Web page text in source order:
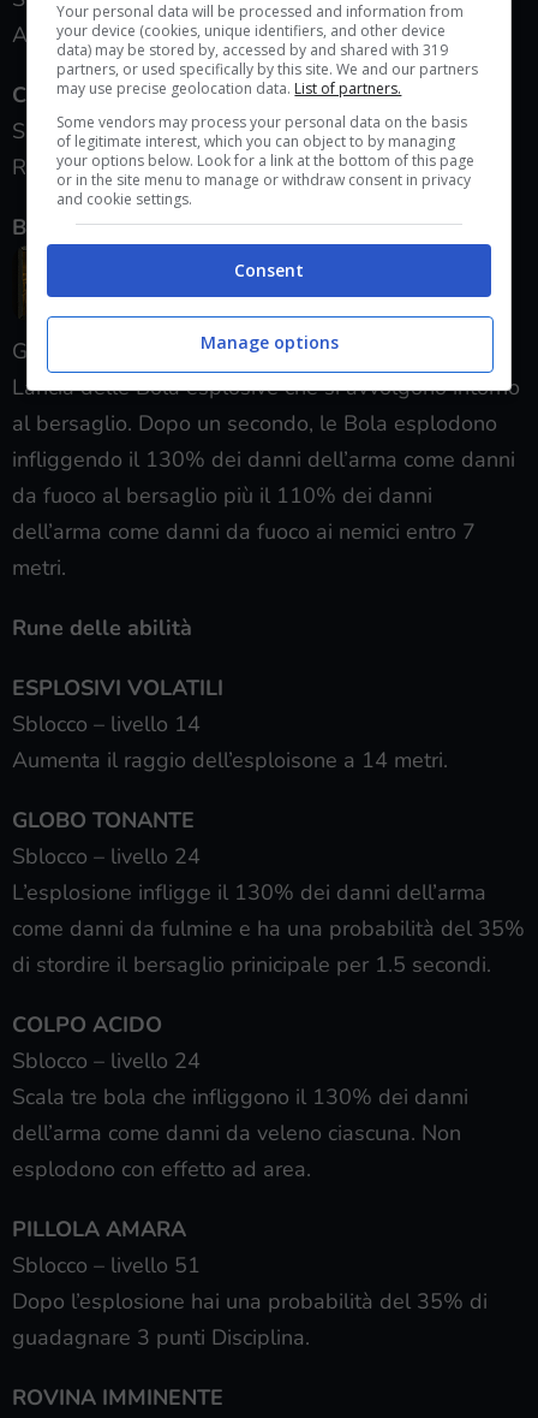
Aumenta la generazione di Odio a 6 per colpo
CACCIATORE DI TAGLIE
Sblocco – livello 54
Ripristina il 6% dei danni inflitti come punti Vita
BOLAS MORTALI
Genera 3 punti Odio
Lancia delle Bola esplosive che si avvolgono intorno
al bersaglio. Dopo un secondo, le Bola esplodono
infliggendo il 130% dei danni dell’arma come danni
da fuoco al bersaglio più il 110% dei danni
dell’arma come danni da fuoco ai nemici entro 7
metri.
Rune delle abilità
ESPLOSIVI VOLATILI
Sblocco – livello 14
Aumenta il raggio dell’esploisone a 14 metri.
GLOBO TONANTE
Sblocco – livello 24
L’esplosione infligge il 130% dei danni dell’arma
come danni da fulmine e ha una probabilità del 35%
di stordire il bersaglio prinicipale per 1.5 secondi.
COLPO ACIDO
Sblocco – livello 24
Scala tre bola che infliggono il 130% dei danni
dell’arma come danni da veleno ciascuna. Non
esplodono con effetto ad area.
PILLOLA AMARA
Sblocco – livello 51
Dopo l’esplosione hai una probabilità del 35% di
guadagnare 3 punti Disciplina.
ROVINA IMMINENTE
Your personal data will be processed and information from
your device (cookies, unique identifiers, and other device
data) may be stored by, accessed by and shared with 319
partners, or used specifically by this site. We and our partners
may use precise geolocation data. List of partners.
Some vendors may process your personal data on the basis
of legitimate interest, which you can object to by managing
your options below. Look for a link at the bottom of this page
or in the site menu to manage or withdraw consent in privacy
and cookie settings.
Consent
Manage options